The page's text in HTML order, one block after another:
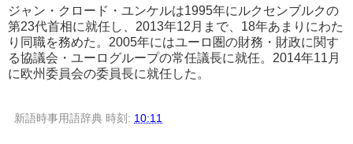
ジャン・クロード・ユンケルは1995年にルクセンブルクの
第23代首相に就任し、2013年12月まで、18年あまりにわた
り同職を務めた。2005年にはユーロ圏の財務・財政に関す
る協議会・ユーログループの常任議長に就任。2014年11月
に欧州委員会の委員長に就任した。
新語時事用語辞典 時刻: 10:11